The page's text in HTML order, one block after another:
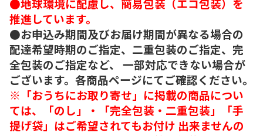
●地球環境に配慮し、簡易包装（エコ包装）を
推進しています。
●お申込み期間及びお届け期間が異なる場合の
配達希望時期のご指定、二重包装のご指定、完
全包装のご指定など、 一部対応できない場合が
ございます。各商品ページにてご確認ください。
※「おうちにお取り寄せ」に掲載の商品につい
ては、「のし」・「完全包装・二重包装」「手
提げ袋」はご希望されてもお付け 出来ませんの